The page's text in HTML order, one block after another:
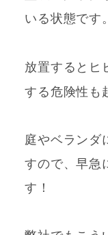
いる状態です。
放置すると ヒ
する危険性も
庭やベランダ
すので、早急
す！